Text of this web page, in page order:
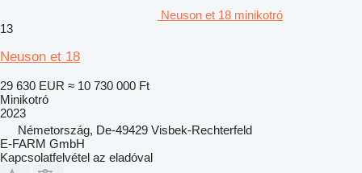
Neuson et 18 minikotró
13
Neuson et 18
29 630 EUR ≈ 10 730 000 Ft
Minikotró
2023
Németország, De-49429 Visbek-Rechterfeld
E-FARM GmbH
Kapcsolatfelvétel az eladóval